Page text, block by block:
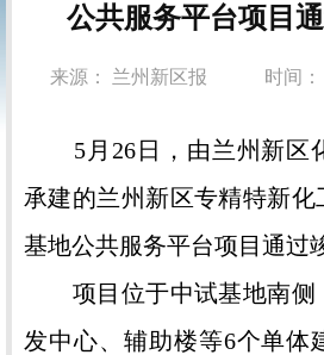
公共服务平台项目
来源： 兰州新区报 时间
5月26日，由兰州新区
承建的兰州新区专精特新
基地公共服务平台项目通过
项目位于中试基地南侧
发中心、辅助楼等6个单体